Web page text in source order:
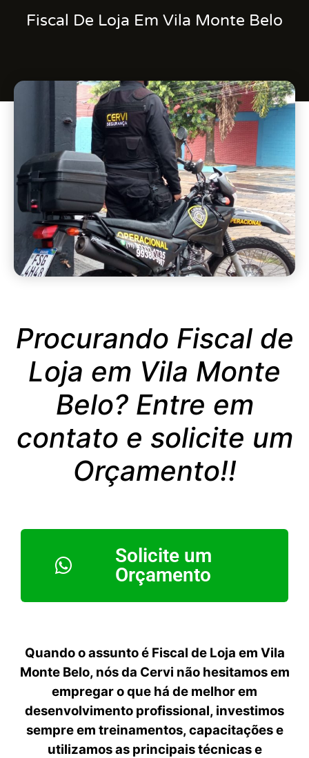
Fiscal De Loja Em Vila Monte Belo
Procurando Fiscal de
Loja em Vila Monte
Belo? Entre em
contato e solicite um
Orçamento!!
Solicite um
Orçamento
Quando o assunto é Fiscal de Loja em Vila
Monte Belo, nós da Cervi não hesitamos em
empregar o que há de melhor em
desenvolvimento profissional, investimos
sempre em treinamentos, capacitações e
utilizamos as principais técnicas e